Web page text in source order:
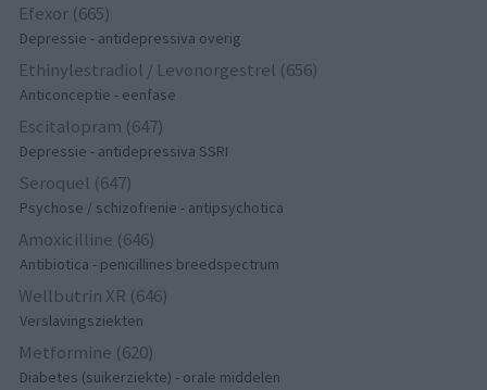
Efexor (665)
Depressie - antidepressiva overig
Ethinylestradiol / Levonorgestrel (656)
Anticonceptie - eenfase
Escitalopram (647)
Depressie - antidepressiva SSRI
Seroquel (647)
Psychose / schizofrenie - antipsychotica
Amoxicilline (646)
Antibiotica - penicillines breedspectrum
Wellbutrin XR (646)
Verslavingsziekten
Metformine (620)
Diabetes (suikerziekte) - orale middelen